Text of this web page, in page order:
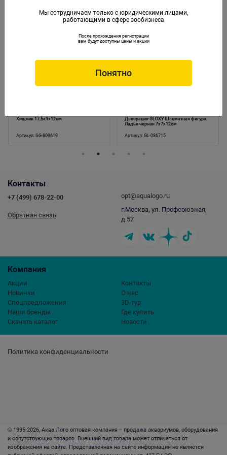
Аналогичные товары
Хищник 17,5x9x12см
Артикул: GG-809619
Декорация GLOXY Шахматная фигура
Ладья черная 7х7х12см
Артикул: GL-086715
Политика конфиденциальности
Компания
Акции
Новинки
Спецпредложения
Наши бренды
Скачать каталог
Контакты
О нас
3D-тур
Где купить
Новости
Контакты
+7 (499) 678-22-00
Обратная связь
opt@aqualogo.ru
г.Москва, ул. Профсоюзная,
д.57
© 1995-2026, Аква Лого оптовая компания – продажа аквариумов, оборудования
и сопутствующих товаров. Внешний вид товара может отличаться от
изображения на сайте. Представленная на сайте информация не является
Мы сотрудничаем только с юридическими лицами,
работающими в сфере зообизнеса
После прохождения регистрации
вам будут доступны цены и акции
Понятно